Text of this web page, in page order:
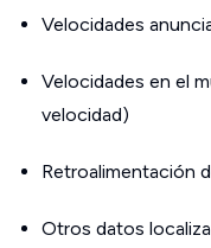
Velocidades
Velocidades en el
velocidad)
Retroalimentación
Otros datos